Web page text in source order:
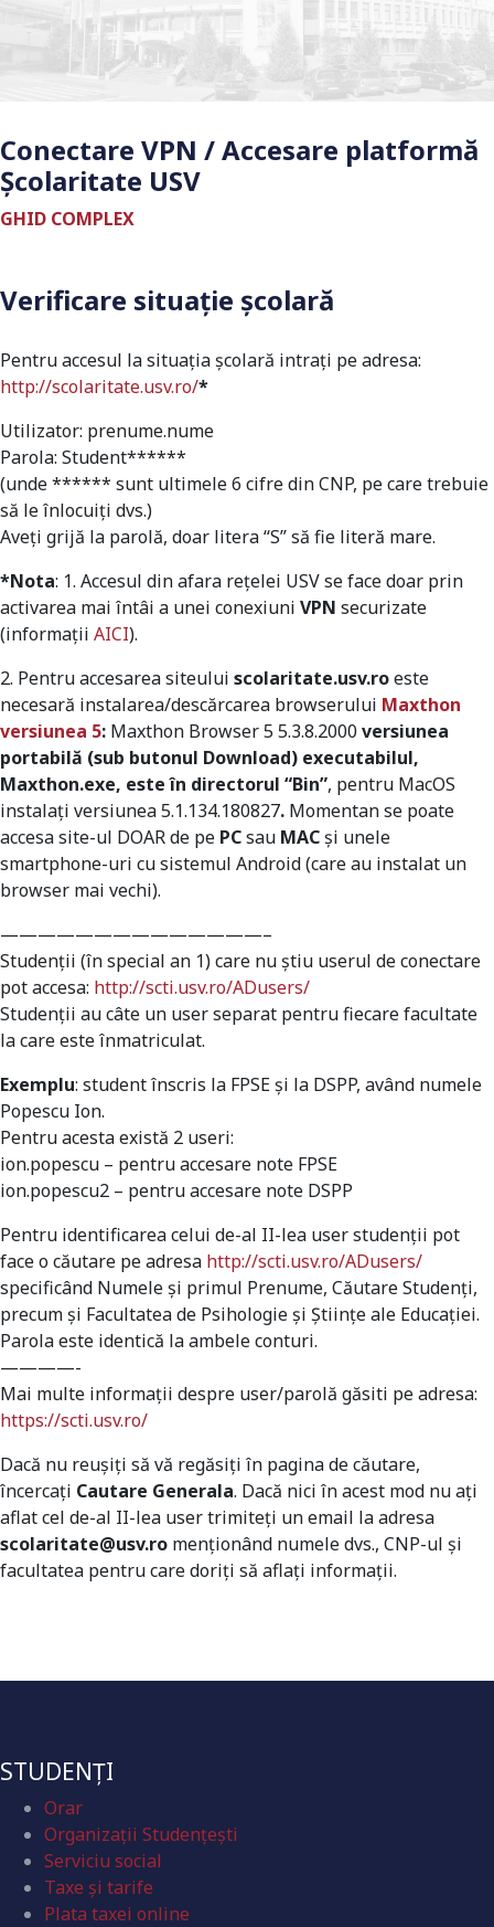
Conectare VPN / Accesare platformă
Școlaritate USV
GHID COMPLEX
Verificare situație şcolară
Pentru accesul la situația școlară intrați pe adresa:
http://scolaritate.usv.ro/*
Utilizator: prenume.nume
Parola: Student******
(unde ****** sunt ultimele 6 cifre din CNP, pe care trebuie
să le înlocuiți dvs.)
Aveți grijă la parolă, doar litera “S” să fie literă mare.
*Nota: 1. Accesul din afara rețelei USV se face doar prin
activarea mai întâi a unei conexiuni VPN securizate
(informații AICI).
2. Pentru accesarea siteului scolaritate.usv.roeste
necesară instalarea/descărcarea browserului Maxthon
versiunea 5: Maxthon Browser 5 5.3.8.2000 versiunea
portabilă (sub butonul Download) executabilul,
Maxthon.exe, este în directorul “Bin”, pentru MacOS
instalați versiunea 5.1.134.180827. Momentan se poate
accesa site-ul DOAR de pe PCsau MACși unele
smartphone-uri cu sistemul Android (care au instalat un
browser mai vechi).
——————————————–
Studenții (în special an 1) care nu știu userul de conectare
pot accesa: http://scti.usv.ro/ADusers/
Studenții au câte un user separat pentru fiecare facultate
la care este înmatriculat.
Exemplu: student înscris la FPSE și la DSPP, având numele
Popescu Ion.
Pentru acesta există 2 useri:
ion.popescu – pentru accesare note FPSE
ion.popescu2 – pentru accesare note DSPP
Pentru identificarea celui de-al II-lea user studenții pot
face o căutare pe adresa http://scti.usv.ro/ADusers/
specificând Numele și primul Prenume, Căutare Studenți,
precum și Facultatea de Psihologie și Științe ale Educației.
Parola este identică la ambele conturi.
————-
Mai multe informații despre user/parolă găsiti pe adresa:
https://scti.usv.ro/
Dacă nu reușiți să vă regăsiți în pagina de căutare,
încercați Cautare Generala. Dacă nici în acest mod nu ați
aflat cel de-al II-lea user trimiteți un email la adresa
scolaritate@usv.ro menționând numele dvs., CNP-ul și
facultatea pentru care doriți să aflați informații.
STUDENȚI
Orar
Organizaţii Studenţeşti
Serviciu social
Taxe și tarife
Plata taxei online